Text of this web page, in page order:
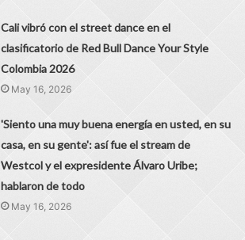
Cali vibró con el street dance en el
clasificatorio de Red Bull Dance Your Style
Colombia 2026
May 16, 2026
'Siento una muy buena energía en usted, en su
casa, en su gente': así fue el stream de
Westcol y el expresidente Álvaro Uribe;
hablaron de todo
May 16, 2026